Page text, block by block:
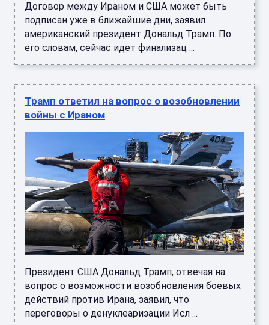
Договор между Ираном и США может быть
подписан уже в ближайшие дни, заявил
американский президент Дональд Трамп. По
его словам, сейчас идет финализац ...
Трамп ответил на вопрос о возобновлении
войны с Ираном
Президент США Дональд Трамп, отвечая на
вопрос о возможности возобновления боевых
действий против Ирана, заявил, что
переговоры о денуклеаризации Исл ...